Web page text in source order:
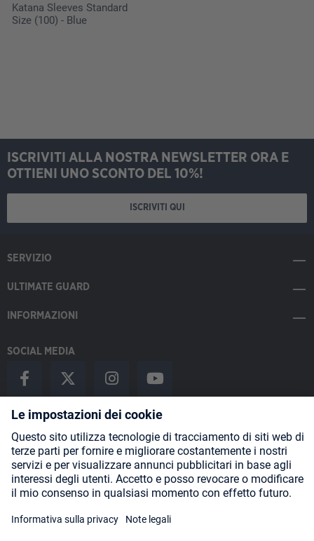
Katana Sleeves Standard
Size (100) - Blue
ISCRIVITI ALLA NOSTRA NEWSLETTER ORA E
OTTIENI UNO SCONTO DEL 10%!
ISCRIVITI QUI
SERVIZIO
ULTIMATE GUARD
INFORMAZIONI
SOCIAL MEDIA
Payment Methods
Shipping